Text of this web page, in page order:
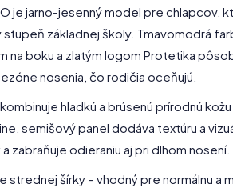
je jarno-jesenný model pre chlapcov,
stupeň základnej školy. Tmavomodrá
na boku a zlatým logom Protetika
nosenia, čo rodičia oceňujú.
hladkú a brúsenú prírodnú
semišový panel dodáva textúru a
a zabraňuje odieraniu aj pri dlhom nosení.
strednej šírky – vhodný pre normálnu a